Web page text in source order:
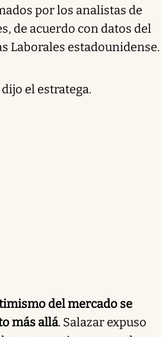
por los analistas de
de acuerdo con datos del
Laborales estadounidense.
el estratega.
del mercado se
más allá. Salazar expuso